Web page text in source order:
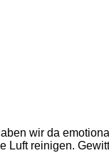
wir da
Luft reinigen.